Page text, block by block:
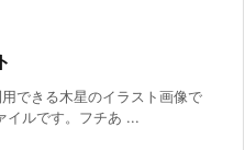
できる木星のイラスト画像で
イルです。フチあ ...